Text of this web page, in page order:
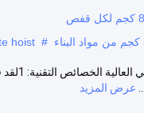
#
hoist
5000 كغ
عرض المزيد